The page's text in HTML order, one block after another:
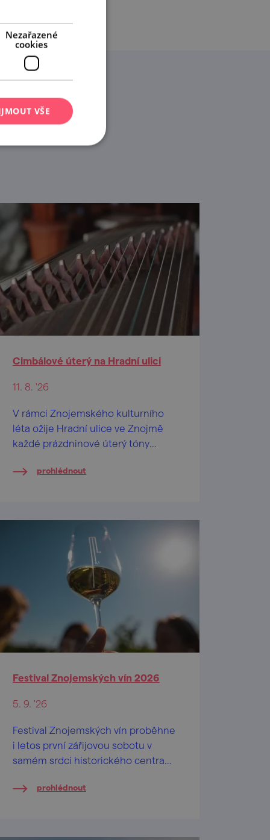
Cimbálové úterý na Hradní ulici
11. 8. '26
V rámci Znojemského kulturního
léta ožije Hradní ulice ve Znojmě
každé prázdninové úterý tóny
prohlédnout
Festival Znojemských vín 2026
5. 9. '26
Festival Znojemských vín proběhne
i letos první zářijovou sobotu v
samém srdci historického centra
terase u rotundy sv. Kateřiny.
prohlédnout
Nezařazené
cookies
VŠE